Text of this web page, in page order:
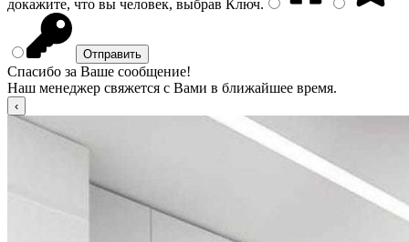
докажите, что вы человек, выбрав Ключ.
Спасибо за Ваше сообщение!
Наш менеджер свяжется с Вами в ближайшее время.